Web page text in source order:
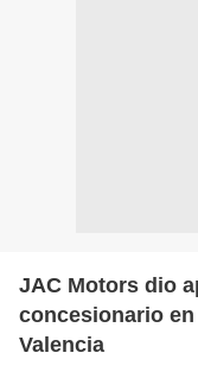
JAC Motors dio
concesionario
Valencia